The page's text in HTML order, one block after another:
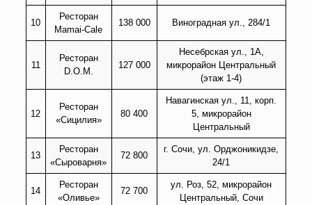
10
Ресторан
Mamai-Cale
138 000 Виноградная ул., 284/1
11
Ресторан
D.O.M.
127 000
Несебрская ул., 1А,
микрорайон Центральный
(этаж 1-4)
12
Ресторан
«Сицилия»
80 400
Навагинская ул., 11, корп.
5, микрорайон
Центральный
13
Ресторан
«Сыроварня»
72 800
г. Сочи, ул. Орджоникидзе,
24/1
14
Ресторан
«Оливье»
72 700
ул. Роз, 52, микрорайон
Центральный, Сочи